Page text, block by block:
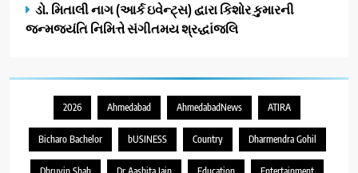
ડો. મિતાલી નાગ (આર્ક ઇવેન્ટ્સ) દ્વારા કિશોર કુમારની
જન્મજયંતિ નિમિત્તે સંગીતમય શ્રદ્ધાંજલિ
2026 Ahmedabad AhmedabadNews ATIRA
Bicharo Bachelor bUSINESS Country Dharmendra Gohil